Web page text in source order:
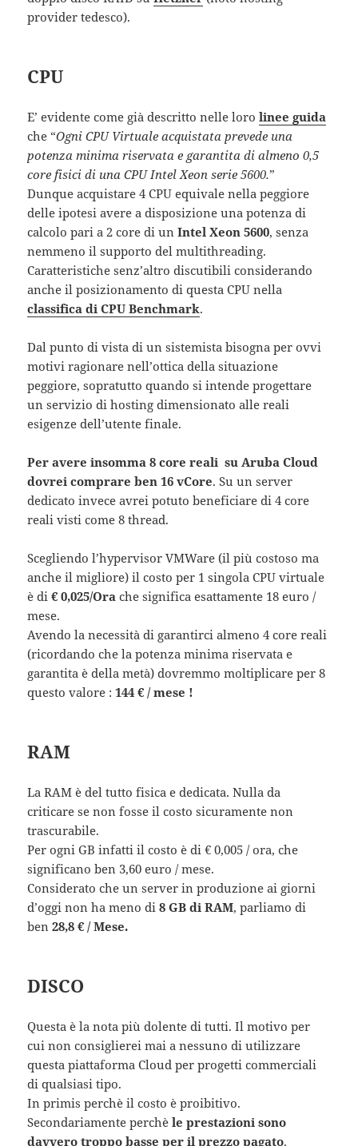
provider tedesco).
CPU
E’ evidente come già descritto nelle lorolinee guida
che “Ogni CPU Virtuale acquistata prevede una
potenza minima riservata e garantita di almeno 0,5
core fisici di una CPU Intel Xeon serie 5600.”
Dunque acquistare 4 CPU equivale nella peggiore
delle ipotesi avere a disposizione una potenza di
calcolo pari a 2 core di unIntel Xeon 5600, senza
nemmeno il supporto del multithreading.
Caratteristiche senz’altro discutibili considerando
anche il posizionamento di questa CPU nella
classifica di CPU Benchmark.
Dal punto di vista di un sistemista bisogna per ovvi
motivi ragionare nell’ottica della situazione
peggiore, sopratutto quando si intende progettare
un servizio di hosting dimensionato alle reali
esigenze dell’utente finale.
Per avere insomma 8 core reali su Aruba Cloud
dovrei comprare ben 16 vCore. Su un server
dedicato invece avrei potuto beneficiare di 4 core
reali visti come 8 thread.
Scegliendo l’hypervisor VMWare (il più costoso ma
anche il migliore) il costo per 1 singola CPU virtuale
è di€ 0,025/Ora che significa esattamente 18 euro /
mese.
Avendo la necessità di garantirci almeno 4 core reali
(ricordando che la potenza minima riservata e
garantita è della metà) dovremmo moltiplicare per 8
questo valore :144 € / mese !
RAM
La RAM è del tutto fisica e dedicata. Nulla da
criticare se non fosse il costo sicuramente non
trascurabile.
Per ogni GB infatti il costo è di € 0,005 / ora, che
significano ben 3,60 euro / mese.
Considerato che un server in produzione ai giorni
d’oggi non ha meno di8 GB di RAM, parliamo di
ben28,8 € / Mese.
DISCO
Questa è la nota più dolente di tutti. Il motivo per
cui non consiglierei mai a nessuno di utilizzare
questa piattaforma Cloud per progetti commerciali
di qualsiasi tipo.
In primis perchè il costo è proibitivo.
Secondariamente perchèle prestazioni sono
davvero troppo basse per il prezzo pagato.